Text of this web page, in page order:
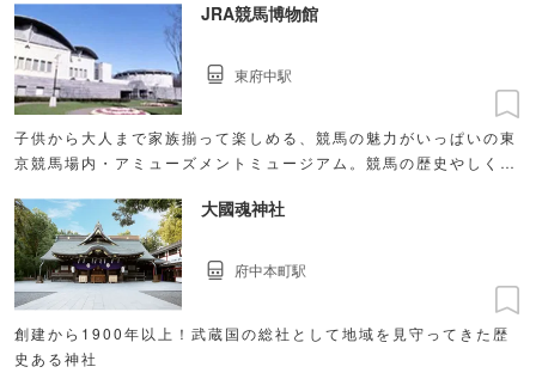
JRA競馬博物館
子供から大人まで家族揃って楽しめる、競馬の魅力がいっぱいの東
京競馬場内・アミューズメントミュージアム。競馬の歴史やしくみ
クション）があり 競馬ファンだけでなく、競馬を知らない方にも
楽しんで頂ける施設になっています。
東府中駅
大國魂神社
創建から1900年以上！武蔵国の総社として地域を見守ってきた歴
史ある神社
府中本町駅